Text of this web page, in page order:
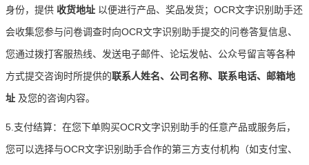
身份，提供 收货地址 以便进行产品、奖品发货；OCR文字识别助手还
会收集您参与问卷调查时向OCR文字识别助手提交的问卷答复信息、
您通过拨打客服热线、发送电子邮件、论坛发帖、公众号留言等各种
方式提交咨询时所提供的联系人姓名、公司名称、联系电话、邮箱地
址 及您的咨询内容。
5.支付结算：在您下单购买OCR文字识别助手的任意产品或服务后，
您可以选择与OCR文字识别助手合作的第三方支付机构（如支付宝、